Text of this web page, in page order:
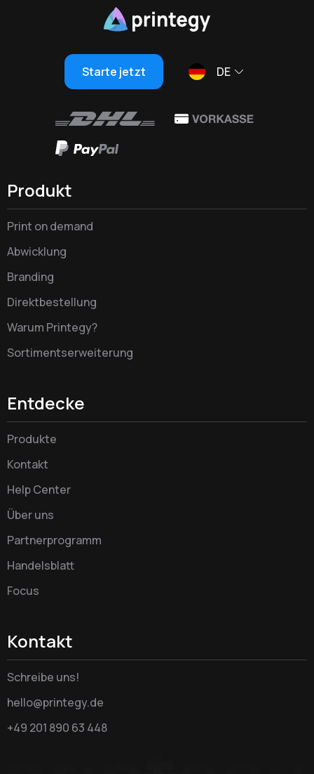
Starte jetzt DE
Produkt
Print on demand
Abwicklung
Branding
Direktbestellung
Warum Printegy?
Sortimentserweiterung
Entdecke
Produkte
Kontakt
Help Center
Über uns
Partnerprogramm
Handelsblatt
Focus
Kontakt
Schreibe uns!
hello@printegy.de
+49 201 890 63 448